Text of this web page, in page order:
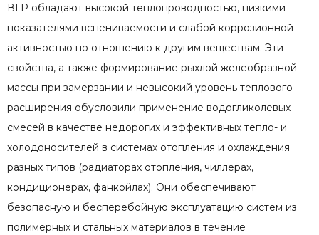
ВГР обладают высокой теплопроводностью, низкими
показателями вспениваемости и слабой коррозионной
активностью по отношению к другим веществам. Эти
свойства, а также формирование рыхлой желеобразной
массы при замерзании и невысокий уровень теплового
расширения обусловили применение водогликолевых
смесей в качестве недорогих и эффективных тепло- и
холодоносителей в системах отопления и охлаждения
разных типов (радиаторах отопления, чиллерах,
кондиционерах, фанкойлах). Они обеспечивают
безопасную и бесперебойную эксплуатацию систем из
полимерных и стальных материалов в течение